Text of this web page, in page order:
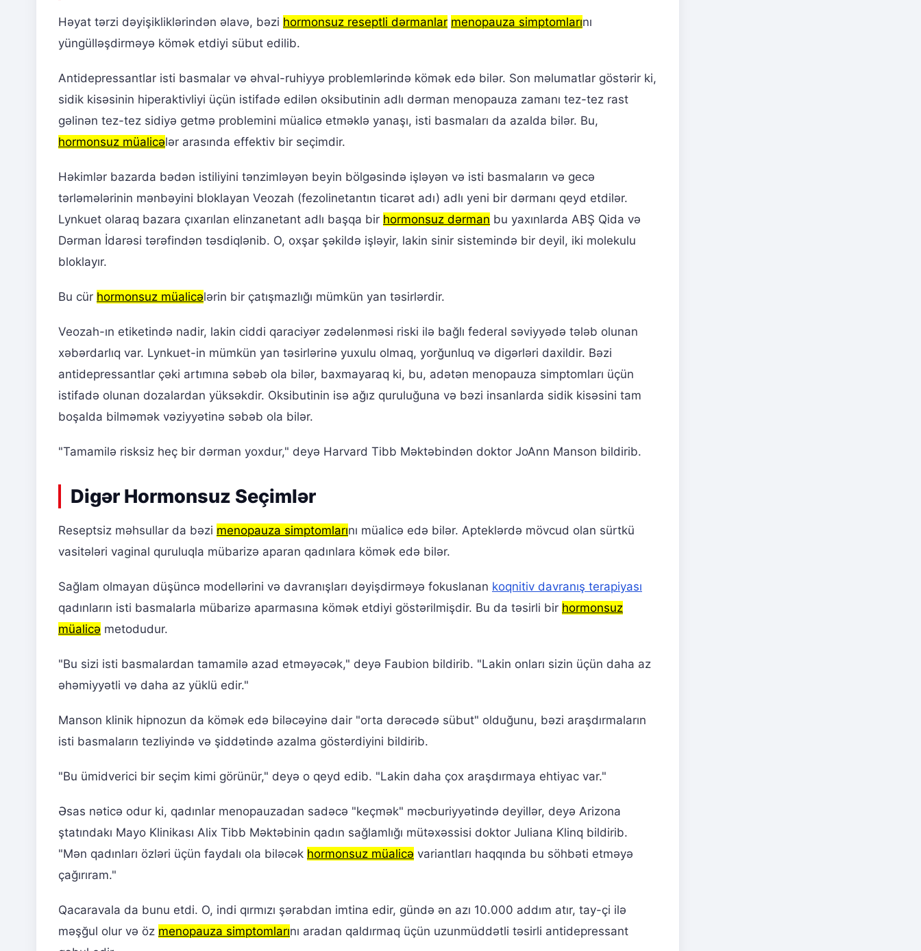
Həyat tərzi dəyişikliklərindən əlavə, bəzi hormonsuz reseptli dərmanlar menopauza simptomlarını
yüngülləşdirməyə kömək etdiyi sübut edilib.
Antidepressantlar isti basmalar və əhval-ruhiyyə problemlərində kömək edə bilər. Son məlumatlar göstərir ki,
sidik kisəsinin hiperaktivliyi üçün istifadə edilən oksibutinin adlı dərman menopauza zamanı tez-tez rast
gəlinən tez-tez sidiyə getmə problemini müalicə etməklə yanaşı, isti basmaları da azalda bilər. Bu,
hormonsuz müalicələr arasında effektiv bir seçimdir.
Həkimlər bazarda bədən istiliyini tənzimləyən beyin bölgəsində işləyən və isti basmaların və gecə
tərləmələrinin mənbəyini bloklayan Veozah (fezolinetantın ticarət adı) adlı yeni bir dərmanı qeyd etdilər.
Lynkuet olaraq bazara çıxarılan elinzanetant adlı başqa bir hormonsuz dərman bu yaxınlarda ABŞ Qida və
Dərman İdarəsi tərəfindən təsdiqlənib. O, oxşar şəkildə işləyir, lakin sinir sistemində bir deyil, iki molekulu
bloklayır.
Bu cür hormonsuz müalicələrin bir çatışmazlığı mümkün yan təsirlərdir.
Veozah-ın etiketində nadir, lakin ciddi qaraciyər zədələnməsi riski ilə bağlı federal səviyyədə tələb olunan
xəbərdarlıq var. Lynkuet-in mümkün yan təsirlərinə yuxulu olmaq, yorğunluq və digərləri daxildir. Bəzi
antidepressantlar çəki artımına səbəb ola bilər, baxmayaraq ki, bu, adətən menopauza simptomları üçün
istifadə olunan dozalardan yüksəkdir. Oksibutinin isə ağız quruluğuna və bəzi insanlarda sidik kisəsini tam
boşalda bilməmək vəziyyətinə səbəb ola bilər.
"Tamamilə risksiz heç bir dərman yoxdur," deyə Harvard Tibb Məktəbindən doktor JoAnn Manson bildirib.
Digər Hormonsuz Seçimlər
Reseptsiz məhsullar da bəzi menopauza simptomlarını müalicə edə bilər. Apteklərdə mövcud olan sürtkü
vasitələri vaginal quruluqla mübarizə aparan qadınlara kömək edə bilər.
Sağlam olmayan düşüncə modellərini və davranışları dəyişdirməyə fokuslanan koqnitiv davranış terapiyası
qadınların isti basmalarla mübarizə aparmasına kömək etdiyi göstərilmişdir. Bu da təsirli bir hormonsuz
müalicə metodudur.
"Bu sizi isti basmalardan tamamilə azad etməyəcək," deyə Faubion bildirib. "Lakin onları sizin üçün daha az
əhəmiyyətli və daha az yüklü edir."
Manson klinik hipnozun da kömək edə biləcəyinə dair "orta dərəcədə sübut" olduğunu, bəzi araşdırmaların
isti basmaların tezliyində və şiddətində azalma göstərdiyini bildirib.
"Bu ümidverici bir seçim kimi görünür," deyə o qeyd edib. "Lakin daha çox araşdırmaya ehtiyac var."
Əsas nəticə odur ki, qadınlar menopauzadan sadəcə "keçmək" məcburiyyətində deyillər, deyə Arizona
ştatındakı Mayo Klinikası Alix Tibb Məktəbinin qadın sağlamlığı mütəxəssisi doktor Juliana Klinq bildirib.
"Mən qadınları özləri üçün faydalı ola biləcək hormonsuz müalicə variantları haqqında bu söhbəti etməyə
çağırıram."
Qacaravala da bunu etdi. O, indi qırmızı şərabdan imtina edir, gündə ən azı 10.000 addım atır, tay-çi ilə
məşğul olur və öz menopauza simptomlarını aradan qaldırmaq üçün uzunmüddətli təsirli antidepressant